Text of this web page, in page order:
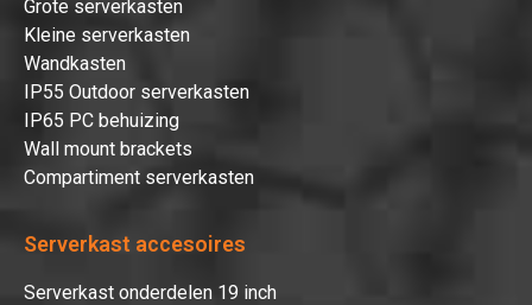
Grote serverkasten
Kleine serverkasten
Wandkasten
IP55 Outdoor serverkasten
IP65 PC behuizing
Wall mount brackets
Compartiment serverkasten
Serverkast accesoires
Serverkast onderdelen 19 inch